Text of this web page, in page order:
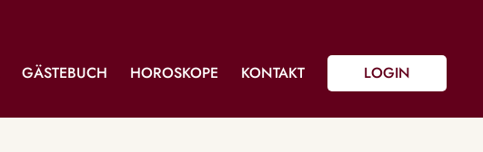
GÄSTEBUCH HOROSKOPE KONTAKT LOGIN